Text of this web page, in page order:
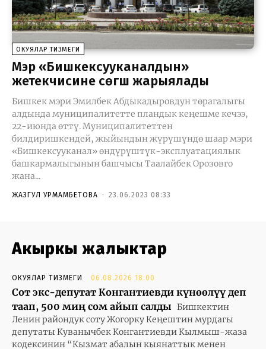
ОКУЯЛАР ТИЗМЕГИ
Мэр «Бишкексууканалдын»
жетекчисине сөгүш жарыялады
Бишкек мэри Эмилбек Абдыкадыровдун төрагалыгы
алдында муниципалитетте пландык кеңешме кечээ,
22-июнда өттү. Муниципалитеттен
билдиришкендей, жыйындын жүрүшүндө шаар мэри
«Бишкексууканал» өндүрүштүк-эксплуатациялык
башкармалыгынын башчысы Таалайбек Орозовго
жана...
ЖАЗГУЛ УРМАМБЕТОВА - 23.06.2023 08:33
Акыркы жаңлыктар
ОКУЯЛАР ТИЗМЕГИ 06.08.2026 18:00
Сот экс-депутат Конгантиевди күнөөлүү деп
таап, 500 миң сом айып салды Бишкектин
Ленин райондук соту Жогорку Кеңештин мурдагы
депутаты Куванычбек Конгантиевди Кылмыш-жаза
кодексинин “Кызмат абалын кыянаттык менен